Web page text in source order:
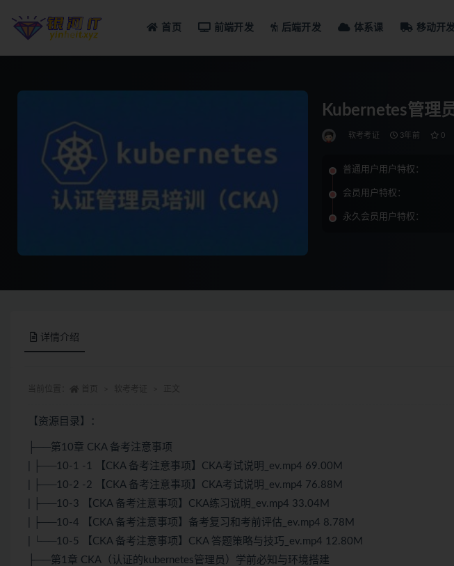
首页 前端开发 后端开发 体系课 移动开
Kubernetes管理
软考考证 3年前 0
普通用户用户特权：
会员用户特权：
永久会员用户特权：
详情介绍
【资源目录】：
├──第10章 CKA 备考注意事项
| ├──10-1 -1 【CKA 备考注意事项】CKA考试说明_ev.mp4 69.00M
| ├──10-2 -2 【CKA 备考注意事项】CKA考试说明_ev.mp4 76.88M
| ├──10-3 【CKA 备考注意事项】CKA练习说明_ev.mp4 33.04M
| ├──10-4 【CKA 备考注意事项】备考复习和考前评估_ev.mp4 8.78M
| └──10-5 【CKA 备考注意事项】CKA 答题策略与技巧_ev.mp4 12.80M
├──第1章 CKA（认证的kubernetes管理员）学前必知与环境搭建